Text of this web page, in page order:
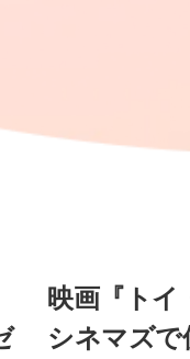
映画『トイ
シネマズで